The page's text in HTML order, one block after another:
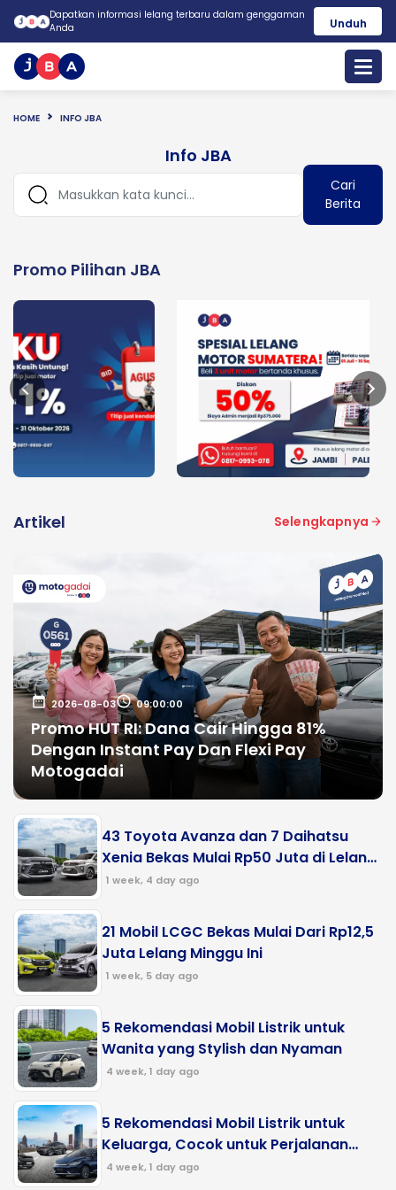
Dapatkan informasi lelang terbaru dalam genggaman
Anda
Unduh
HOME INFO JBA
Info JBA
Cari
Berita
Promo Pilihan JBA
Artikel Selengkapnya
date_range 2026-08-03schedule 09:00:00
Promo HUT RI: Dana Cair Hingga 81%
Dengan Instant Pay Dan Flexi Pay
Motogadai
43 Toyota Avanza dan 7 Daihatsu
Xenia Bekas Mulai Rp50 Juta di Lelang
Minggu Ini
1 week, 4 day ago
21 Mobil LCGC Bekas Mulai Dari Rp12,5
Juta Lelang Minggu Ini
1 week, 5 day ago
5 Rekomendasi Mobil Listrik untuk
Wanita yang Stylish dan Nyaman
4 week, 1 day ago
5 Rekomendasi Mobil Listrik untuk
Keluarga, Cocok untuk Perjalanan
Jauh
4 week, 1 day ago